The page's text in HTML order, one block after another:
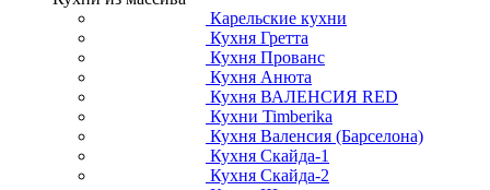
Карельские кухни
Кухня Гретта
Кухня Прованс
Кухня Анюта
Кухня ВАЛЕНСИЯ RED
Кухни Timberika
Кухня Валенсия (Барселона)
Кухня Скайда-1
Кухня Скайда-2